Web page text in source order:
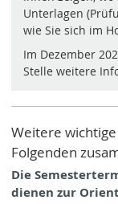
Unterlagen
wie Sie sich im
Im Dezember
Stelle weitere
Weitere
Folgenden
Die
dienen zur